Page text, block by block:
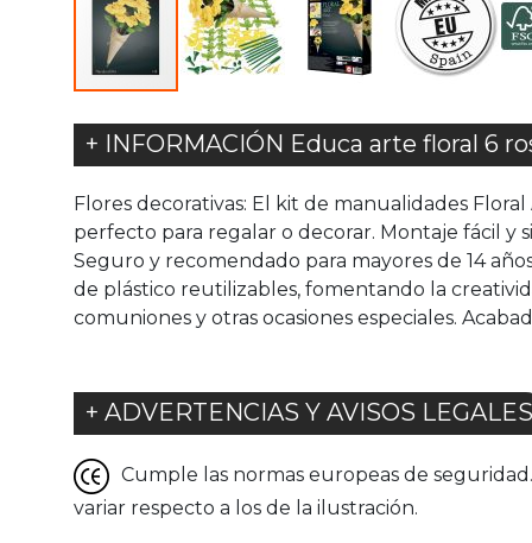
+ INFORMACIÓN Educa arte floral 6
Flores decorativas: El kit de manualidades
perfecto para regalar o decorar. Montaje fácil y
Seguro y recomendado para mayores de 14
de plástico reutilizables, fomentando la
comuniones y otras ocasiones especiales.
+ ADVERTENCIAS Y AVISOS LEGALES
Cumple las normas europeas de
variar respecto a los de la ilustración.